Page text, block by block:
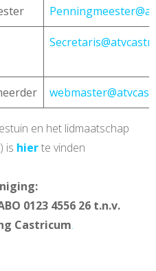
en het lidmaatschap
is hierte vinden
0123 4556 26 t.n.v.
Castricum.